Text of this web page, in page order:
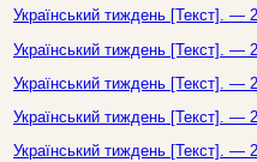
Український тиждень [Текст].
Український тиждень [Текст].
Український тиждень [Текст]. —
Український тиждень [Текст].
Український тиждень [Текст].